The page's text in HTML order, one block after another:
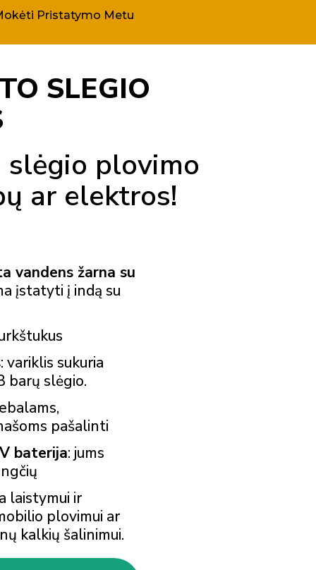
Pristatymo Metu
SLEGIO
plovimo
ar elektros!
vandens žarna su
įstatyti į indą su
: variklis sukuria
barų slėgio.
pašalinti
baterija: jums
laistymui ir
plovimui ar
kalkių šalinimui.